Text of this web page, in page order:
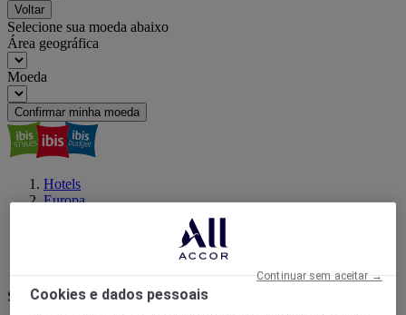
Voltar
Selecione sua moeda abaixo
Área geográfica
Moeda
Confirmar minha moeda
Hotels
Europa
Seu próximo destino
Cookies e dados pessoais
Continuar sem aceitar →